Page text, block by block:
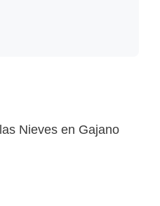
Nieves en Gajano